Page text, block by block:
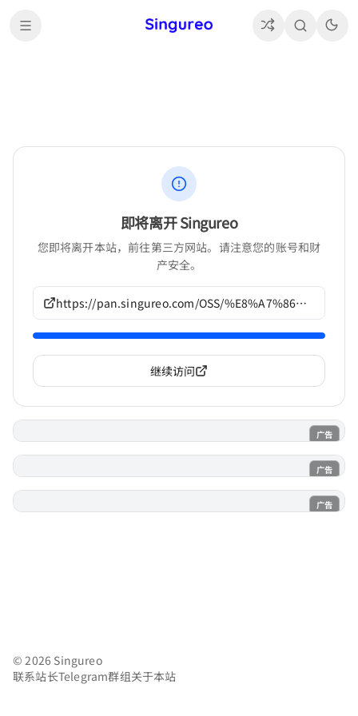
即将离开 Singureo
您即将离开本站，前往第三方网站。请注意您的账号和财
产安全。
https://pan.singureo.com/OSS/%E8%A7%86%E8%A7%89%E5%B0%8F%E8%AF%B4/Princess%20Sugar%E4%BD%9C%E5%93%81/G1236
继续访问
广告
电子魅魔
广告
魔法喵
广告
© 2026 Singureo
联系站长Telegram群组关于本站